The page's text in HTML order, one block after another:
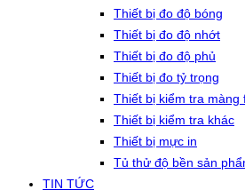
Thiết bị đo độ bóng
Thiết bị đo độ nhớt
Thiết bị đo độ phủ
Thiết bị đo tỷ trọng
Thiết bị kiểm tra màng
Thiết bị kiểm tra khác
Thiết bị mực in
Tủ thử độ bền sản
TIN TỨC